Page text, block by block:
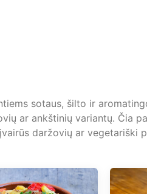
sotaus, šilto ir
ar ankštinių variantų. Čia
daržovių ar vegetariški